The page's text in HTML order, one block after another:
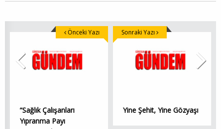
“Sağlık Çalışanları
Yıpranma Payı
Önceki Yazı
Yine Şehit, Yine Gözyaşı
Sonraki Yazı